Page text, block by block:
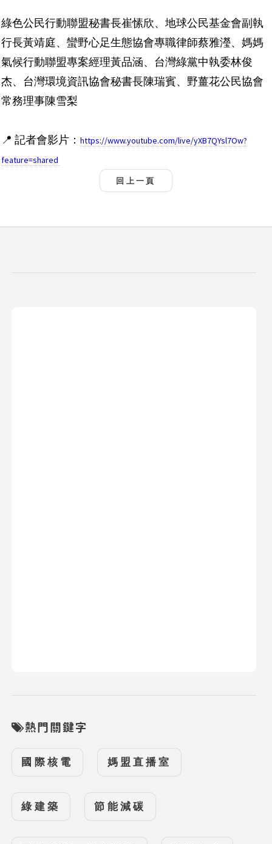
綠色公民行動聯盟秘書長崔愫欣、地球公民基金會副執
行長黃靖庭、蠻野心足生態協會專職律師蔡雅瀅、媽媽
氣候行動聯盟專案經理黃品涵、台灣綠黨中執委林俊
杰、台灣環境資訊協會秘書長陳瑞賓、野薑花公民協會
常務理事陳雪梨
📍 記者會影片： https://www.youtube.com/live/yXB7QYsl7Ow?
feature=shared
熱門關鍵字
國際核電 媽盟直播室
綠建築 節能減碳